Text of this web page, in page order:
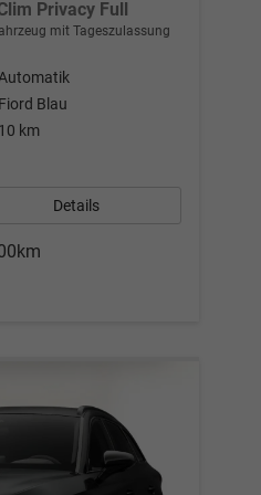
Privacy Full
mit Tageszulassung
Fiord Blau
10 km
Details